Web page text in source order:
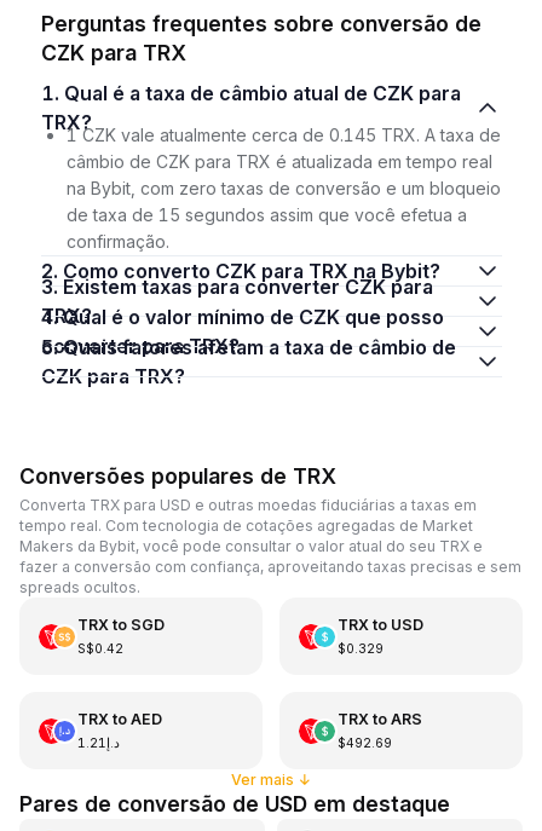
Perguntas frequentes sobre conversão de
CZK para TRX
1. Qual é a taxa de câmbio atual de CZK para
TRX?
1 CZK vale atualmente cerca de 0.145 TRX. A taxa de
câmbio de CZK para TRX é atualizada em tempo real
na Bybit, com zero taxas de conversão e um bloqueio
de taxa de 15 segundos assim que você efetua a
confirmação.
2. Como converto CZK para TRX na Bybit?
3. Existem taxas para converter CZK para
TRX?
4. Qual é o valor mínimo de CZK que posso
converter para TRX?
5. Quais fatores afetam a taxa de câmbio de
CZK para TRX?
Conversões populares de TRX
Converta TRX para USD e outras moedas fiduciárias a taxas em
tempo real. Com tecnologia de cotações agregadas de Market
Makers da Bybit, você pode consultar o valor atual do seu TRX e
fazer a conversão com confiança, aproveitando taxas precisas e sem
spreads ocultos.
TRXto SGD
S$0.42
TRXto USD
$0.329
TRXto AED
د.إ1.21
TRXto ARS
$492.69
Ver mais ↓
Pares de conversão de USD em destaque